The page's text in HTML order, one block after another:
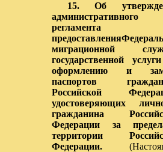
15. Об
административного
регламента
миграционной
государственной
оформлению и
паспортов
Российской
удостоверяющих
гражданина
Федерации за
территории
Федерации.